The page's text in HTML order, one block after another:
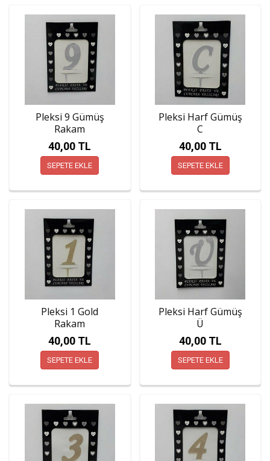
Pleksi 9 Gümüş
Rakam
40,00 TL
SEPETE EKLE
Pleksi Harf Gümüş
C
40,00 TL
SEPETE EKLE
Pleksi 1 Gold
Rakam
40,00 TL
SEPETE EKLE
Pleksi Harf Gümüş
Ü
40,00 TL
SEPETE EKLE